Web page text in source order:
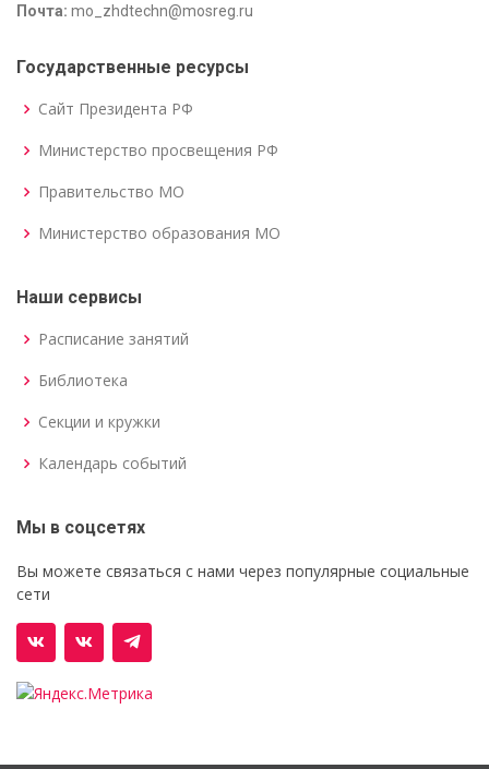
Почта: mo_zhdtechn@mosreg.ru
Государственные ресурсы
Сайт Президента РФ
Министерство просвещения РФ
Правительство МО
Министерство образования МО
Наши сервисы
Расписание занятий
Библиотека
Секции и кружки
Календарь событий
Мы в соцсетях
Вы можете связаться с нами через популярные социальные
сети